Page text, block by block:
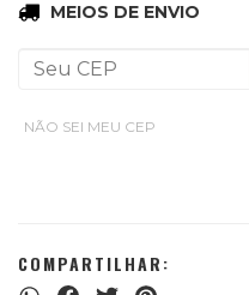
MEIOS DE ENVIO
NÃO SEI MEU CEP
COMPARTILHAR: